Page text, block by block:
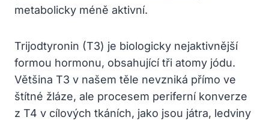
metabolicky méně aktivní.
Trijodtyronin (T3) je biologicky nejaktivnější
formou hormonu, obsahující tři atomy jódu.
Většina T3 v našem těle nevzniká přímo ve
štítné žláze, ale procesem periferní konverze
z T4 v cílových tkáních, jako jsou játra, ledviny